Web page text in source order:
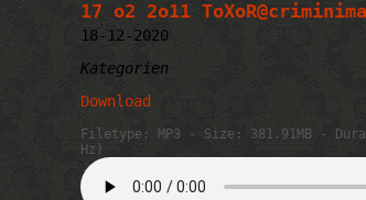
17 o2 2o11
18-12-2020
Kategorien
Download
Filetype: MP3 - Size: 381.91MB -
Hz)